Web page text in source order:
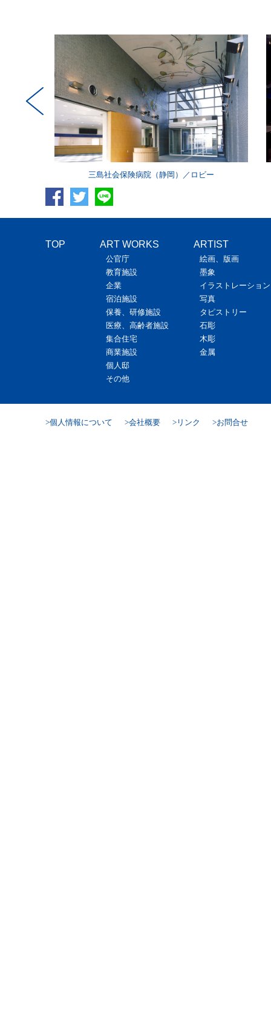
三島社会保険病院（静岡）／ロビー
TOP ART WORKS
公官庁
教育施設
企業
宿泊施設
保養、研修施設
医療、高齢者施設
集合住宅
商業施設
個人邸
その他
ARTIST
絵画、版画
墨象
イラストレーション
写真
タピストリー
石彫
木彫
金属
個人情報について 会社概要 リンク お問合せ